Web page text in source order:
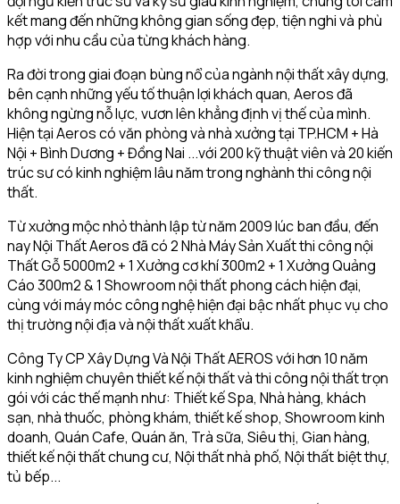
kết mang đến những không gian sống đẹp, tiện nghi và phù
hợp với nhu cầu của từng khách hàng.
Ra đời trong giai đoạn bùng nổ của ngành nội thất xây dựng,
bên cạnh những yếu tố thuận lợi khách quan, Aeros đã
không ngừng nỗ lực, vươn lên khẳng định vị thế của mình.
Hiện tại Aeros có văn phòng và nhà xưởng tại TP.HCM + Hà
Nội + Bình Dương + Đồng Nai ...với 200 kỹ thuật viên và 20 kiến
trúc sư có kinh nghiệm lâu năm trong nghành thi công nội
thất.
Từ xưởng mộc nhỏ thành lập từ năm 2009 lúc ban đầu, đến
nay Nội Thất Aeros đã có 2 Nhà Máy Sản Xuất thi công nội
Thất Gỗ 5000m2 + 1 Xưởng cơ khí 300m2 + 1 Xưởng Quảng
Cáo 300m2 & 1 Showroom nội thất phong cách hiện đại,
cùng với máy móc công nghệ hiện đại bậc nhất phục vụ cho
thị trường nội địa và nội thất xuất khẩu.
Công Ty CP Xây Dựng Và Nội Thất AEROS với hơn 10 năm
kinh nghiệm chuyên thiết kế nội thất và thi công nội thất trọn
gói với các thế mạnh như: Thiết kế Spa, Nhà hàng, khách
sạn, nhà thuốc, phòng khám, thiết kế shop, Showroom kinh
doanh, Quán Cafe, Quán ăn, Trà sữa, Siêu thị, Gian hàng,
thiết kế nội thất chung cư, Nội thất nhà phố, Nội thất biệt thự,
tủ bếp...